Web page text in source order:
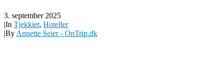
3. september 2025
|In Tjekkiet, Hoteller
|By Annette Seier - OnTrip.dk